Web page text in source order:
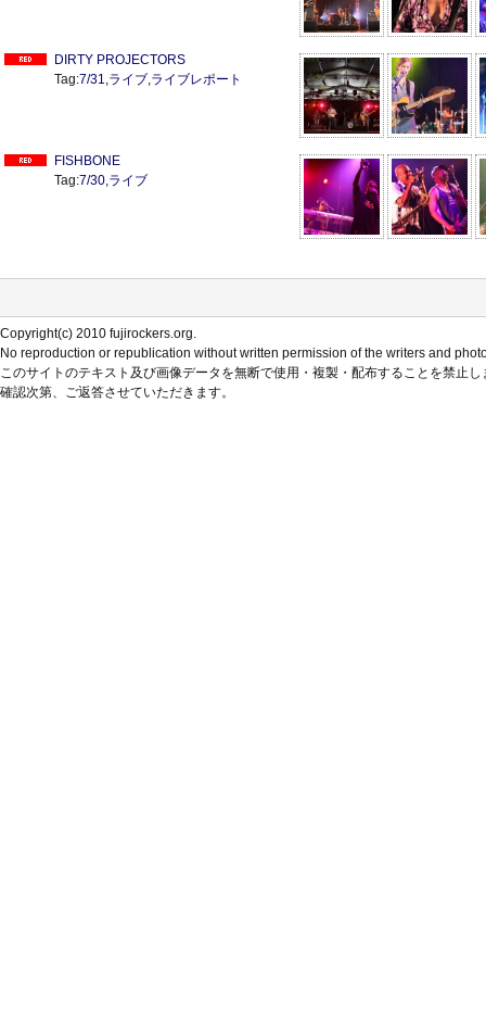
DIRTY PROJECTORS
Tag:7/31,ライブ,ライブレポート
FISHBONE
Tag:7/30,ライブ
Copyright(c) 2010 fujirockers.org.
No reproduction or republication without written permission of the writers and
このサイトのテキスト及び画像データを無断で使用・複製・配布することを禁止
確認次第、ご返答させていただきます。